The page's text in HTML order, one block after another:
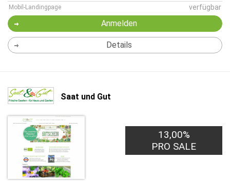
Mobil-Landingpage verfügbar
Anmelden
Details
Saat und Gut
13,00%
PRO SALE